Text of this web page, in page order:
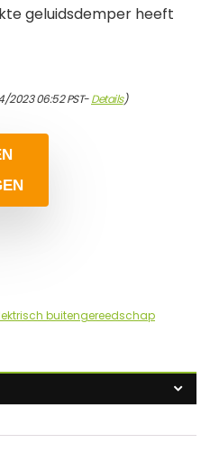
geluidsdemper heeft
2023 06:52 PST-Details)
buitengereedschap